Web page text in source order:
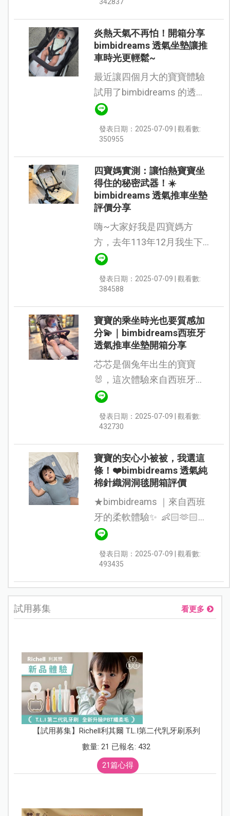
電影都能重...
炎熱天氣不再怕！開箱分享
bimbidreams 透氣坐墊讓推
車時光更輕鬆~
最近讓四個月大的寶寶體驗
試用了bimbidreams 的透氣
推車坐墊：整體感受非常
好。 最近進入夏季，原本寶
寶坐推車時，常常因為背部
鬧，推...
發表日期：2025-07-09 | 觀看數:
350955
四寶媽實測：讓怕熱寶寶坐
得住的秘密武器！☀️
bimbidreams 透氣推車坐墊
評價分享
嗨~大家好我是四寶媽方
方，去年113年12月我生下
小乖弟弟，我升格了四寶
媽，我今天要來開箱西班牙
品牌：Bimbidreams透氣推
天氣非常的炎...
發表日期：2025-07-09 | 觀看數:
384588
寶寶的乘坐時光也要質感加
分💫｜bimbidreams西班牙
透氣推車坐墊開箱分享
芯芯是個兔年出生的寶寶
🐰，這次體驗來自西班牙育
兒品牌 bimbidreams 的透氣
推車坐墊，我們體驗的是
「夢幻兔兔(褐)」款式，簡
不俗氣，也非...
發表日期：2025-07-09 | 觀看數:
432730
寶寶的安心小被被，我選這
條！❤️bimbidreams 透氣純
棉針織洞洞毯開箱評價
★bimbidreams ｜來自西班
牙的柔軟體驗✨ 👶🏻🫶🏻💝
最近喜波入手體驗了一條
【bimbidreams｜透氣純棉
針織洞洞毯】使用了一陣子
其他爸媽...
發表日期：2025-07-09 | 觀看數:
493435
試用募集 看更多
【試用募集】Richell利其爾 T.L.I第二代乳牙刷系列
數量: 21 已報名: 432
21篇心得